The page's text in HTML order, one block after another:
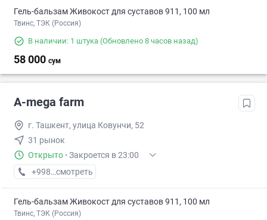
Гель-бальзам Живокост для суставов 911, 100 мл
Твинс, ТЭК (Россия)
В наличии: 1 штука (Обновлено 8 часов назад)
58 000 сум
A-mega farm
г. Ташкент, улица Ковунчи, 52
31 рынок
Открыто · Закроется в 23:00
+998 (90) XXX-XX-XX
смотреть
Гель-бальзам Живокост для суставов 911, 100 мл
Твинс, ТЭК (Россия)